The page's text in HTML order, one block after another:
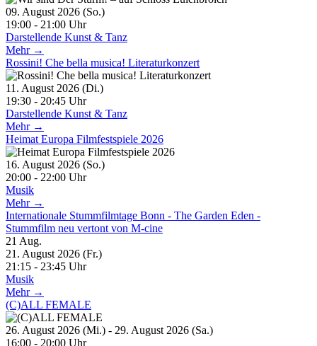
09. August 2026 (So.)
19:00 - 21:00 Uhr
Darstellende Kunst & Tanz
Mehr →
Rossini! Che bella musica! Literaturkonzert
11. August 2026 (Di.)
19:30 - 20:45 Uhr
Darstellende Kunst & Tanz
Mehr →
Heimat Europa Filmfestspiele 2026
16. August 2026 (So.)
20:00 - 22:00 Uhr
Musik
Mehr →
Internationale Stummfilmtage Bonn - The Garden Eden -
Stummfilm neu vertont von M-cine
21 Aug.
21. August 2026 (Fr.)
21:15 - 23:45 Uhr
Musik
Mehr →
(C)ALL FEMALE
26. August 2026 (Mi.) - 29. August 2026 (Sa.)
16:00 - 20:00 Uhr